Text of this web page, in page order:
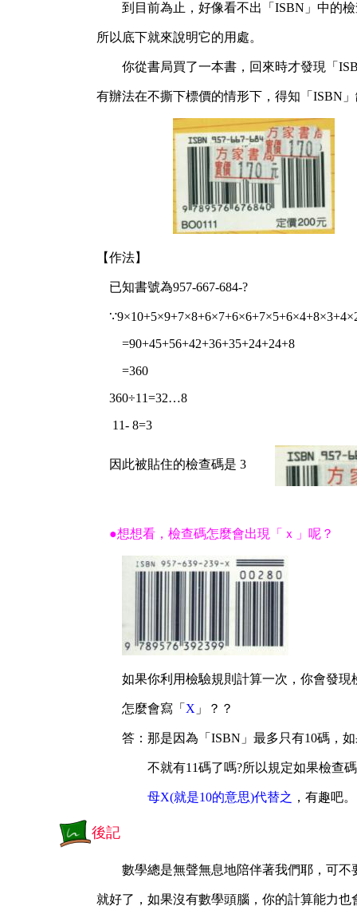
到目前為止，好像看不出「ISBN」中的檢
所以底下就來說明它的用處。
你從書局買了一本書，回來時才發現「ISBN
有辦法在不撕下標價的情形下，得知「ISBN」
【作法】
已知書號為957-667-684-?
=90+45+56+42+36+35+24+24+8
=360
360÷11=32…8
11- 8=3
因此被貼住的檢查碼是 3
●想想看，檢查碼怎麼會出現「ｘ」呢？
如果你利用檢驗規則計算一次，你會發現
怎麼會寫「 X 」？？
答： 那是因為「ISBN」最多只有10碼，
不就有11碼了嗎?所以規定如果檢查碼
母X(就是10的意思)代替之 ，有趣吧。
後記
數學總是無聲無息地陪伴著我們耶，可不
就好了，如果沒有數學頭腦，你的計算能力也